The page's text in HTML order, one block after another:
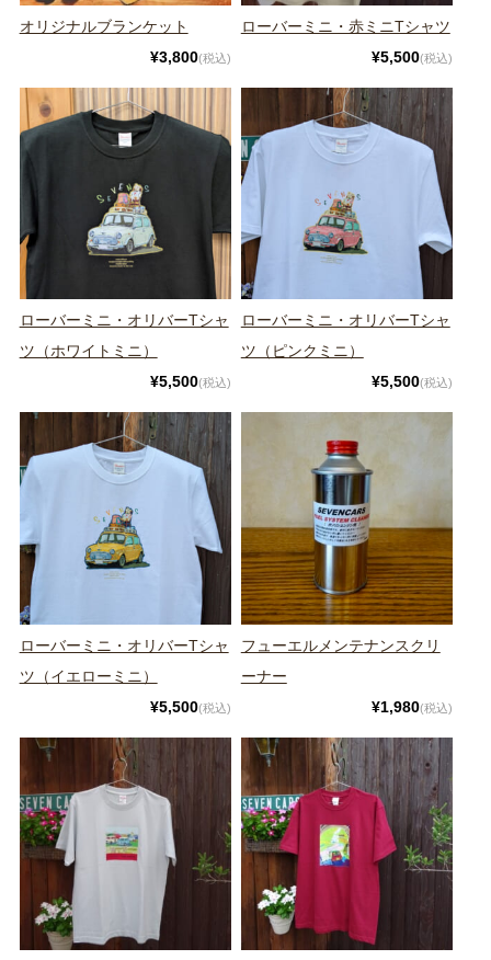
オリジナルブランケット
¥3,800(税込)
ローバーミニ・赤ミニTシャツ
¥5,500(税込)
ローバーミニ・オリバーTシャ
ツ（ホワイトミニ）
¥5,500(税込)
ローバーミニ・オリバーTシャ
ツ（ピンクミニ）
¥5,500(税込)
ローバーミニ・オリバーTシャ
ツ（イエローミニ）
¥5,500(税込)
フューエルメンテナンスクリ
ーナー
¥1,980(税込)